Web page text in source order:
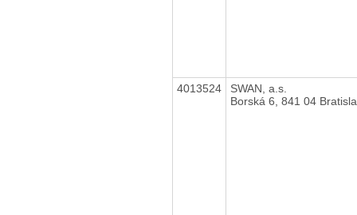
4013524
SWAN, a.s.
Borská 6, 841 04